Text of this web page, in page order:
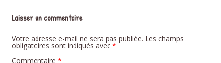
Laisser un commentaire
Votre adresse e-mail ne sera pas publiée. Les champs
obligatoires sont indiqués avec *
Commentaire *